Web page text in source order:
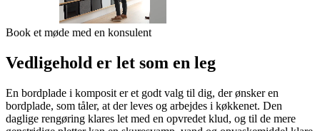
Book et møde med en konsulent
Vedligehold er let som en leg
En bordplade i komposit er et godt valg til dig, der ønsker en
bordplade, som tåler, at der leves og arbejdes i køkkenet. Den
daglige rengøring klares let med en opvredet klud, og til de mere